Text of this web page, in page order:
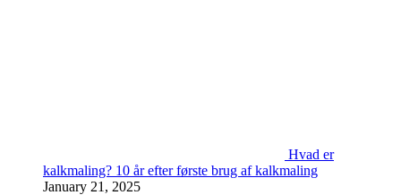
Hvad er
kalkmaling? 10 år efter første brug af kalkmaling
January 21, 2025